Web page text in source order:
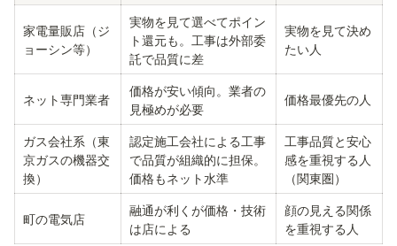
家電量販店（ジ
ョーシン等）
実物を見て選べてポイン
ト還元も。工事は外部委
託で品質に差
実物を見て決め
たい人
ネット専門業者
価格が安い傾向。業者の
見極めが必要
価格最優先の人
ガス会社系（東
京ガスの機器交
換）
認定施工会社による工事
で品質が組織的に担保。
価格もネット水準
工事品質と安心
感を重視する人
（関東圏）
町の電気店
融通が利くが価格・技術
は店による
顔の見える関係
を重視する人